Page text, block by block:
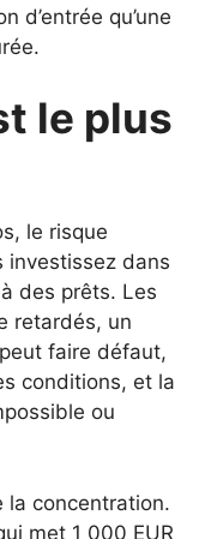
d’entrée qu’une
le plus
le risque
investissez dans
des prêts. Les
retardés, un
faire défaut,
conditions, et la
ou
concentration.
met 1 000 EUR